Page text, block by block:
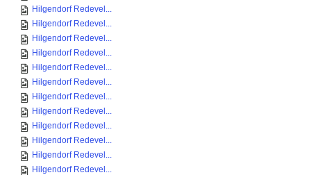
Hilgendorf Redevel...
Hilgendorf Redevel...
Hilgendorf Redevel...
Hilgendorf Redevel...
Hilgendorf Redevel...
Hilgendorf Redevel...
Hilgendorf Redevel...
Hilgendorf Redevel...
Hilgendorf Redevel...
Hilgendorf Redevel...
Hilgendorf Redevel...
Hilgendorf Redevel...